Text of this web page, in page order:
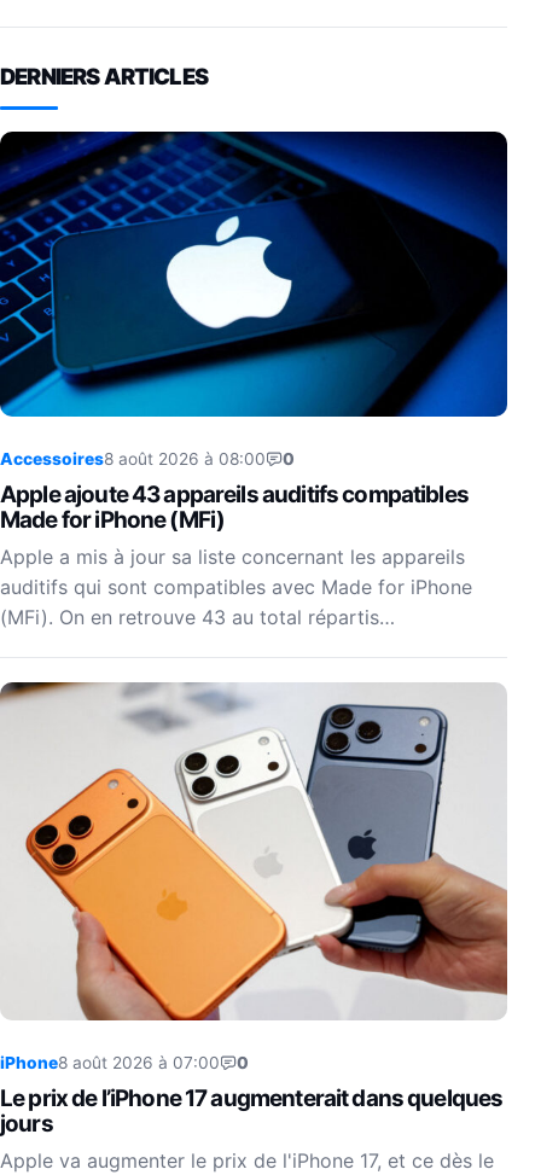
DERNIERS ARTICLES
Accessoires8 août 2026 à 08:00 0
Apple ajoute 43 appareils auditifs compatibles
Made for iPhone (MFi)
Apple a mis à jour sa liste concernant les appareils
auditifs qui sont compatibles avec Made for iPhone
(MFi). On en retrouve 43 au total répartis…
iPhone8 août 2026 à 07:00 0
Le prix de l’iPhone 17 augmenterait dans quelques
jours
Apple va augmenter le prix de l'iPhone 17, et ce dès le